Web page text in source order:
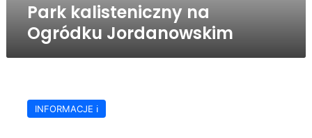
Park kalisteniczny na
Ogródku Jordanowskim
atrakcji
INFORMACJE ℹ️